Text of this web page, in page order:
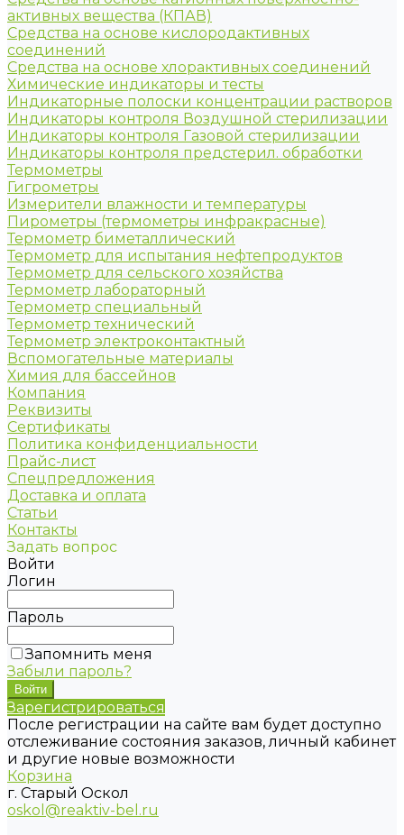
активных вещества (КПАВ)
Средства на основе кислородактивных
соединений
Средства на основе хлорактивных соединений
Химические индикаторы и тесты
Индикаторные полоски концентрации растворов
Индикаторы контроля Воздушной стерилизации
Индикаторы контроля Газовой стерилизации
Индикаторы контроля предстерил. обработки
Термометры
Гигрометры
Измерители влажности и температуры
Пирометры (термометры инфракрасные)
Термометр биметаллический
Термометр для испытания нефтепродуктов
Термометр для сельского хозяйства
Термометр лабораторный
Термометр специальный
Термометр технический
Термометр электроконтактный
Вспомогательные материалы
Химия для бассейнов
Компания
Реквизиты
Сертификаты
Политика конфиденциальности
Прайс-лист
Спецпредложения
Доставка и оплата
Статьи
Контакты
Задать вопрос
Войти
Логин
Пароль
Запомнить меня
Забыли пароль?
Зарегистрироваться
После регистрации на сайте вам будет доступно
отслеживание состояния заказов, личный кабинет
и другие новые возможности
Корзина
г. Старый Оскол
oskol@reaktiv-bel.ru